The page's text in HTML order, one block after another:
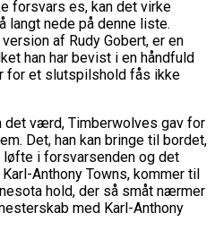
forsvars es, kan det virke
langt nede på denne liste.
af Rudy Gobert, er en
han har bevist i en håndfuld
for et slutspilshold fås ikke
det værd, Timberwolves gav for
Det, han kan bringe til bordet,
løfte i forsvarsenden og det
Anthony Towns, kommer til
hold, der så småt nærmer
med Karl-Anthony